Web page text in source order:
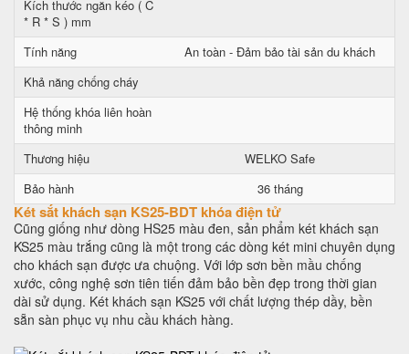
Kích thước ngăn kéo ( C
* R * S ) mm
Tính năng
An toàn - Đảm bảo tài sản du khách
Khả năng chống cháy
Hệ thống khóa liên hoàn
thông minh
Thương hiệu
WELKO Safe
Bảo hành
36 tháng
Két sắt khách sạn KS25-BDT khóa điện tử
Cũng giống như dòng HS25 màu đen, sản phẩm két khách sạn
KS25 màu trắng cũng là một trong các dòng két mini chuyên dụng
cho khách sạn được ưa chuộng. Với lớp sơn bền mầu chống
xước, công nghệ sơn tiên tiến đảm bảo bền đẹp trong thời gian
dài sử dụng. Két khách sạn KS25 với chất lượng thép dầy, bền
sẵn sàn phục vụ nhu cầu khách hàng.